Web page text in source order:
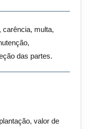
carência, multa,
das partes.
valor de